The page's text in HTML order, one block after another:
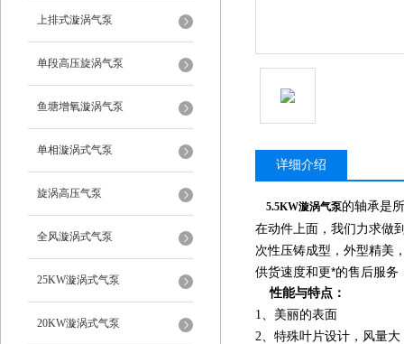
上排式漩涡气泵
单段高压旋涡气泵
鱼塘增氧漩涡气泵
单相漩涡式气泵
旋涡高压气泵
全风漩涡式气泵
25KW漩涡式气泵
20KW漩涡式气泵
详细介绍
5.5KW漩涡气泵的轴承是
在动件上面，我们力求做
次性压铸成型，外型精美
供货速度和更*的售后服
性能与特点：
1、美丽的表面
2、特殊叶片设计，风量